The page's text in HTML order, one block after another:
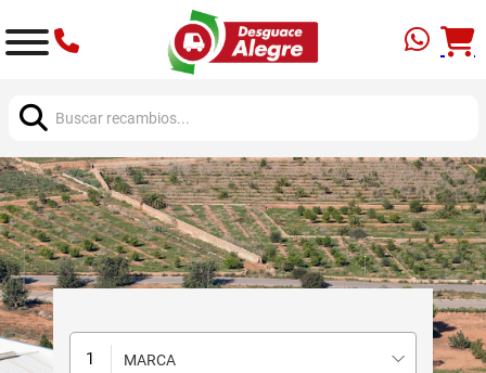
MARCA